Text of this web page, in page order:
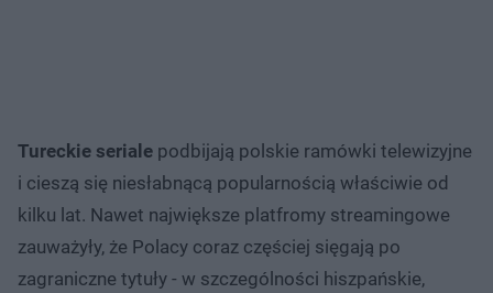
Tureckie seriale podbijają polskie ramówki telewizyjne
i cieszą się niesłabnącą popularnością właściwie od
kilku lat. Nawet największe platfromy streamingowe
zauważyły, że Polacy coraz częściej sięgają po
zagraniczne tytuły - w szczególności hiszpańskie,